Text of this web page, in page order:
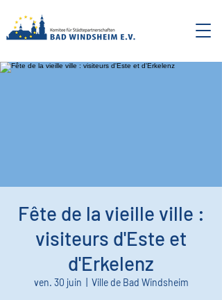
Fête de la vieille ville :
visiteurs d'Este et
d'Erkelenz
ven. 30 juin Ville de Bad Windsheim